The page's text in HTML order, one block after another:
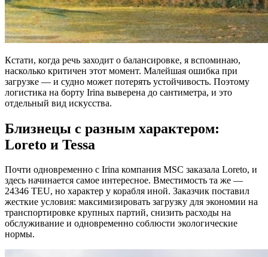
Кстати, когда речь заходит о балансировке, я вспоминаю,
насколько критичен этот момент. Малейшая ошибка при
загрузке — и судно может потерять устойчивость. Поэтому
логистика на борту Irina выверена до сантиметра, и это
отдельный вид искусства.
Близнецы с разным характером:
Loreto и Tessa
Почти одновременно с Irina компания MSC заказала Loreto, и
здесь начинается самое интересное. Вместимость та же —
24346 TEU, но характер у корабля иной. Заказчик поставил
жесткие условия: максимизировать загрузку для экономии на
транспортировке крупных партий, снизить расходы на
обслуживание и одновременно соблюсти экологические
нормы.